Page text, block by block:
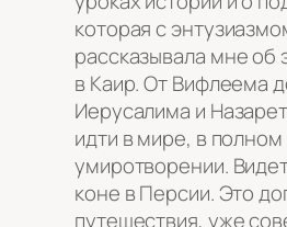
которая с
рассказывала мне об
в Каир. От Вифлеема
Иерусалима и
идти в мире, в полном
умиротворении.
коне в Персии. Это
путешествия, уже